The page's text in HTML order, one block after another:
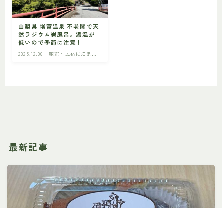
山梨県 増富温泉 不老閣で天
然ラジウム岩風呂。湯温が
低いので季節に注意！
2025.12.06
旅館・民宿に泊ま
最新記事